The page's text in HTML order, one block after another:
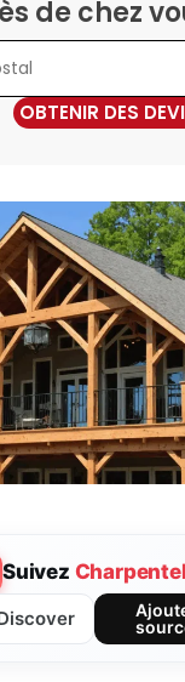
de chez
OBTENIR DES
Suivez